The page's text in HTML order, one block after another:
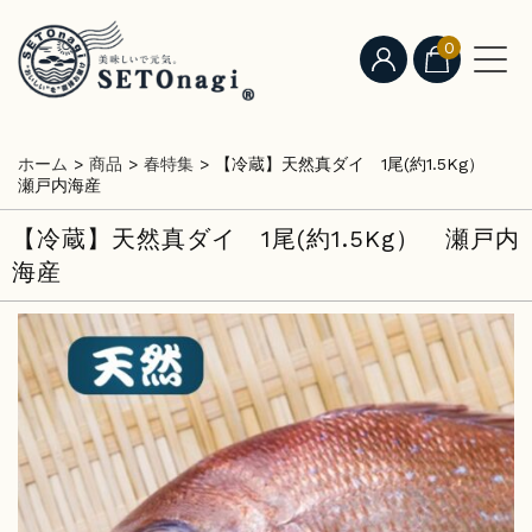
0
ホーム > 商品 > 春特集 >
【冷蔵】天然真ダイ 1尾(約1.5Kg）
瀬戸内海産
【冷蔵】天然真ダイ 1尾(約1.5Kg） 瀬戸内
海産